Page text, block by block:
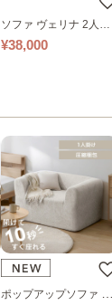
ソファ ヴェリナ 2人掛
け
¥38,000
ポップアップソファ ソ